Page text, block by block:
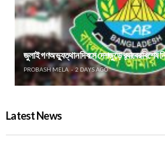
জুলাই গণঅভ্যুত্থান দিবসে দেশজুড়ে র‌্যাবের বিশেষ
PROBASH MELA 2 DAYS AGO
Latest News